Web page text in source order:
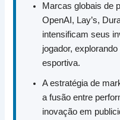
Marcas globais de
OpenAI, Lay’s,
intensificam seus
jogador,
esportiva.
A estratégia de
a fusão entre
inovação em